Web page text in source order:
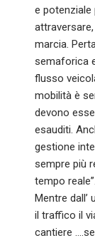
e potenziale
marcia.
semaforica
flusso
mobilità è
devono
esauditi.
gestione
sempre più
tempo reale”.
Mentre dall’
il traffico il
cantiere